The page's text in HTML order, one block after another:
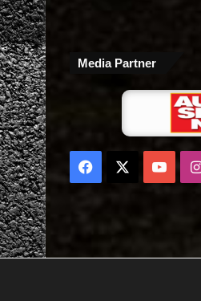
Media Partner
Facebook
You